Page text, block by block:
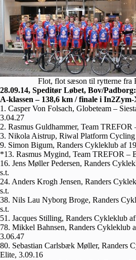
Flot, flot sæson til rytterne fra
28.09.14, Speditør Løbet, Bov/Padborg:
A-klassen – 138,6 km / finale i
1. Casper Von Folsach, Globeteam –
3.04.27
2. Rasmus Guldhammer, Team TREFOR
3. Nikola Aistrup, Riwal Platform Cycling
9. Simon Bigum, Randers Cykleklub af
*13. Rasmus Mygind, Team TREFOR –
16. Jens Møller Pedersen, Randers
s.t.
24. Anders Krogh Jensen, Randers
s.t.
38. Nils Lau Nyborg Broge, Randers
s.t.
51. Jacques Stilling, Randers Cykleklub
78. Mikkel Bahnsen, Randers Cykleklub
3.06.47
80. Sebastian Carlsbæk Møller, Randers
Elite, 3.09.16